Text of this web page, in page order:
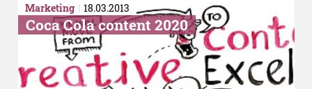
Marketing 18.03.2013
Coca Cola content 2020